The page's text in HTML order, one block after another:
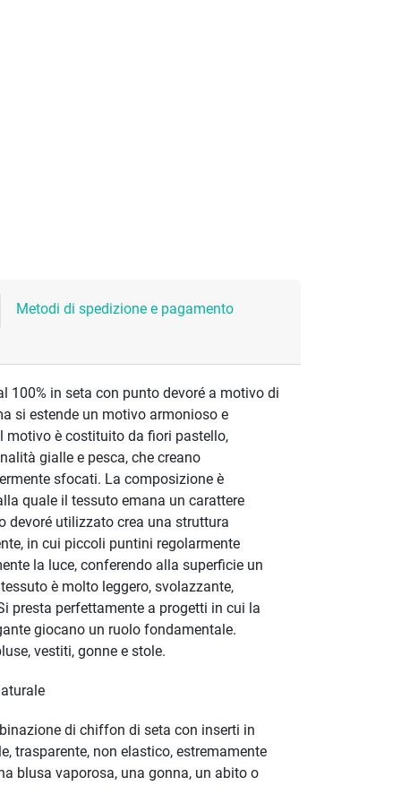
Metodi di spedizione e pagamento
100% in seta con punto devoré a motivo di
si estende un motivo armonioso e
motivo è costituito da fiori pastello,
gialle e pesca, che creano
sfocati. La composizione è
quale il tessuto emana un carattere
devoré utilizzato crea una struttura
in cui piccoli puntini regolarmente
la luce, conferendo alla superficie un
è molto leggero, svolazzante,
presta perfettamente a progetti in cui la
giocano un ruolo fondamentale.
vestiti, gonne e stole.
di chiffon di seta con inserti in
trasparente, non elastico, estremamente
blusa vaporosa, una gonna, un abito o